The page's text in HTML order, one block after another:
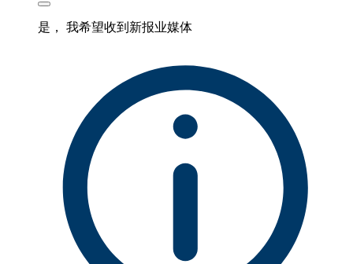
是， 我希望收到新报业媒体